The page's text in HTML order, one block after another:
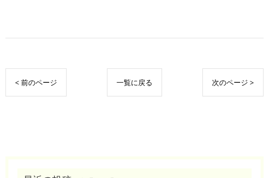
< 前のページ 一覧に戻る 次のページ >